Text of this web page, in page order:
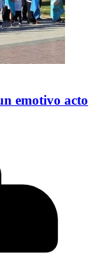
emotivo acto